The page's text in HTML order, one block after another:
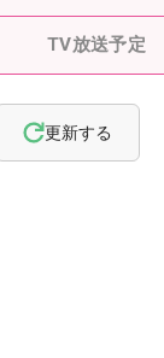
TV放送予定
更新する